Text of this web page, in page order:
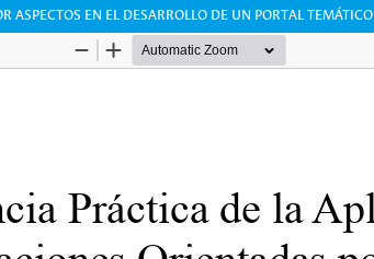
ASPECTOS EN EL DESARROLLO DE UN PORTAL TEMÁTICO